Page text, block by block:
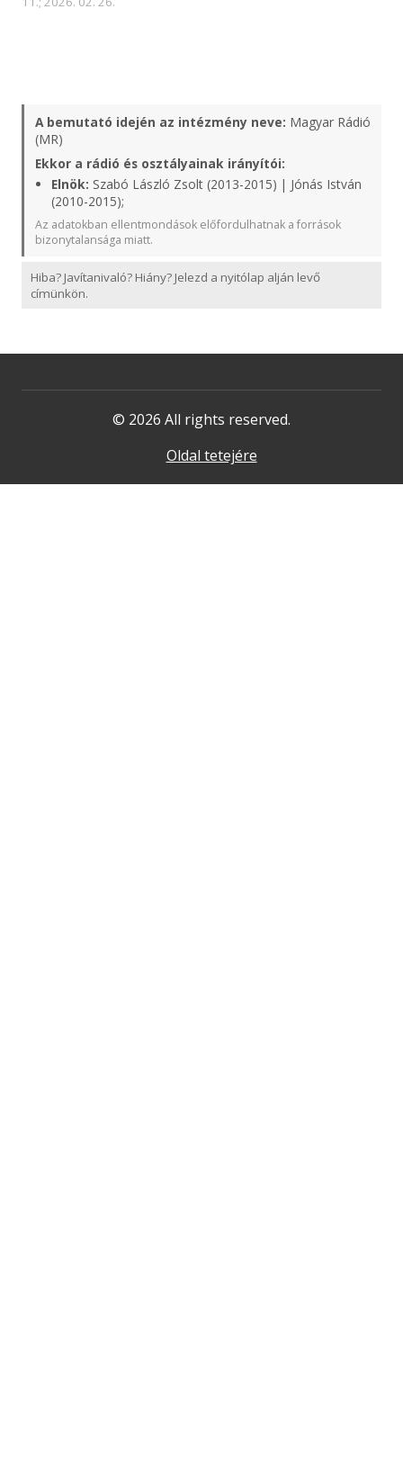
A bemutató idején az intézmény neve: Magyar Rádió
(MR)
Ekkor a rádió és osztályainak irányítói:
Elnök: Szabó László Zsolt (2013-2015) | Jónás István
(2010-2015);
Az adatokban ellentmondások előfordulhatnak a források
bizonytalansága miatt.
Hiba? Javítanivaló? Hiány? Jelezd a nyitólap alján levő
címünkön.
© 2026 All rights reserved.
Oldal tetejére